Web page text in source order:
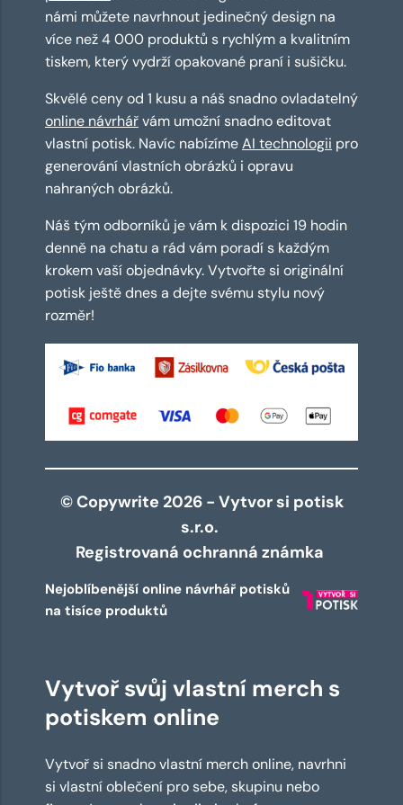
námi můžete navrhnout jedinečný design na
více než 4 000 produktů s rychlým a kvalitním
tiskem, který vydrží opakované praní i sušičku.
Skvělé ceny od 1 kusu a náš snadno ovladatelný
online návrhářvám umožní snadno editovat
vlastní potisk. Navíc nabízímeAI technologii pro
generování vlastních obrázků i opravu
nahraných obrázků.
Náš tým odborníků je vám k dispozici 19 hodin
denně na chatu a rád vám poradí s každým
krokem vaší objednávky. Vytvořte si originální
potisk ještě dnes a dejte svému stylu nový
rozměr!
© Copywrite 2026 - Vytvor si potisk
s.r.o.
Registrovaná ochranná známka
Nejoblíbenější online návrhář potisků
na tisíce produktů
Vytvoř svůj vlastní merch s
potiskem online
Vytvoř si snadno vlastní merch online, navrhni
si vlastní oblečení pro sebe, skupinu nebo